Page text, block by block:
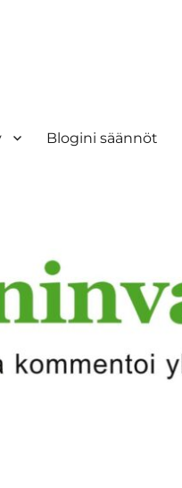
Blogini säännöt